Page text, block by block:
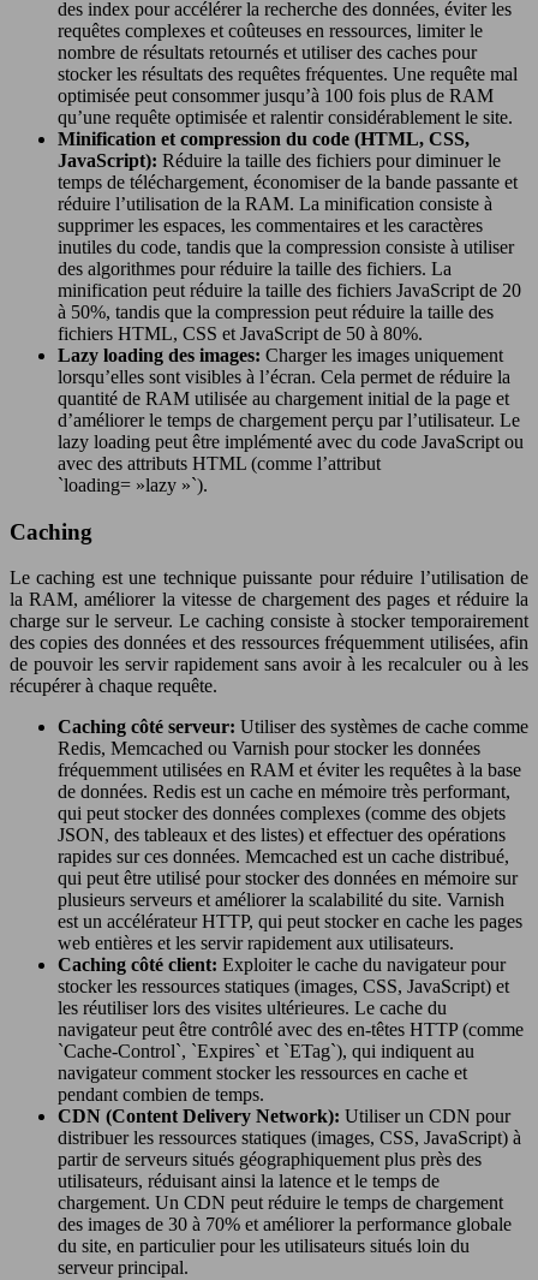
des index pour accélérer la recherche des données, éviter les
requêtes complexes et coûteuses en ressources, limiter le
nombre de résultats retournés et utiliser des caches pour
stocker les résultats des requêtes fréquentes. Une requête mal
optimisée peut consommer jusqu’à 100 fois plus de RAM
qu’une requête optimisée et ralentir considérablement le site.
Minification et compression du code (HTML, CSS,
JavaScript): Réduire la taille des fichiers pour diminuer le
temps de téléchargement, économiser de la bande passante et
réduire l’utilisation de la RAM. La minification consiste à
supprimer les espaces, les commentaires et les caractères
inutiles du code, tandis que la compression consiste à utiliser
des algorithmes pour réduire la taille des fichiers. La
minification peut réduire la taille des fichiers JavaScript de 20
à 50%, tandis que la compression peut réduire la taille des
fichiers HTML, CSS et JavaScript de 50 à 80%.
Lazy loading des images: Charger les images uniquement
lorsqu’elles sont visibles à l’écran. Cela permet de réduire la
quantité de RAM utilisée au chargement initial de la page et
d’améliorer le temps de chargement perçu par l’utilisateur. Le
lazy loading peut être implémenté avec du code JavaScript ou
avec des attributs HTML (comme l’attribut
`loading= »lazy »`).
Caching
Le caching est une technique puissante pour réduire l’utilisation de
la RAM, améliorer la vitesse de chargement des pages et réduire la
charge sur le serveur. Le caching consiste à stocker temporairement
des copies des données et des ressources fréquemment utilisées, afin
de pouvoir les servir rapidement sans avoir à les recalculer ou à les
récupérer à chaque requête.
Caching côté serveur: Utiliser des systèmes de cache comme
Redis, Memcached ou Varnish pour stocker les données
fréquemment utilisées en RAM et éviter les requêtes à la base
de données. Redis est un cache en mémoire très performant,
qui peut stocker des données complexes (comme des objets
JSON, des tableaux et des listes) et effectuer des opérations
rapides sur ces données. Memcached est un cache distribué,
qui peut être utilisé pour stocker des données en mémoire sur
plusieurs serveurs et améliorer la scalabilité du site. Varnish
est un accélérateur HTTP, qui peut stocker en cache les pages
web entières et les servir rapidement aux utilisateurs.
Caching côté client: Exploiter le cache du navigateur pour
stocker les ressources statiques (images, CSS, JavaScript) et
les réutiliser lors des visites ultérieures. Le cache du
navigateur peut être contrôlé avec des en-têtes HTTP (comme
`Cache-Control`, `Expires` et `ETag`), qui indiquent au
navigateur comment stocker les ressources en cache et
pendant combien de temps.
CDN (Content Delivery Network): Utiliser un CDN pour
distribuer les ressources statiques (images, CSS, JavaScript) à
partir de serveurs situés géographiquement plus près des
utilisateurs, réduisant ainsi la latence et le temps de
chargement. Un CDN peut réduire le temps de chargement
des images de 30 à 70% et améliorer la performance globale
du site, en particulier pour les utilisateurs situés loin du
serveur principal.